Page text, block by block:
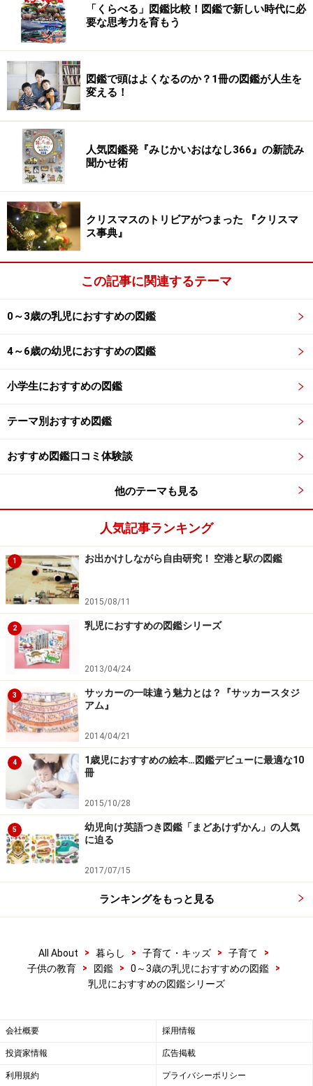
>> 次は ひかりのくにの乳児向け図鑑シリーズ
※記事内容は執筆時点のものです。最新の内容をご確認くださ
い。
「くらべる」図鑑比較！図鑑で新しい時代に必
要な思考力を育もう
図鑑で頭はよくなるのか？1冊の図鑑が人生を
変える！
人気図鑑発『みじかいおはなし366』の新読み
聞かせ術
クリスマスのトリビアがつまった 『クリスマ
ス事典』
この記事に関連するテーマ
0～3歳の乳児におすすめの図鑑
4～6歳の幼児におすすめの図鑑
小学生におすすめの図鑑
テーマ別おすすめ図鑑
おすすめ図鑑口コミ体験談
他のテーマも見る
人気記事ランキング
1 お出かけしながら自由研究！ 空港と駅の図鑑
2015/08/11
2 乳児におすすめの図鑑シリーズ
2013/04/24
3
サッカーの一味違う魅力とは？『サッカースタジ
アム』
2014/04/21
4
1歳児におすすめの絵本…図鑑デビューに最適な10
冊
2015/10/28
5
幼児向け英語つき図鑑「まどあけずかん」の人気
に迫る
2017/07/15
ランキングをもっと見る
All About > 暮らし > 子育て・キッズ > 子育て
>
子供の教育
> 図鑑 > 0～3歳の乳児におすすめの図鑑
>
乳児におすすめの図鑑シリーズ
会社概要 採用情報
投資家情報 広告掲載
利用規約 プライバシーポリシー